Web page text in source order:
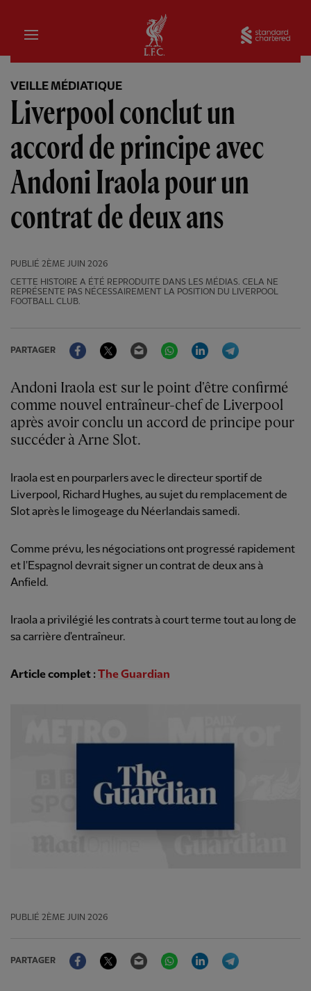
Domicile
VEILLE MÉDIATIQUE
Liverpool conclut un
accord de principe avec
Andoni Iraola pour un
contrat de deux ans
PUBLIÉ 2ÈME JUIN 2026
CETTE HISTOIRE A ÉTÉ REPRODUITE DANS LES MÉDIAS. CELA NE
REPRÉSENTE PAS NÉCESSAIREMENT LA POSITION DU LIVERPOOL
FOOTBALL CLUB.
PARTAGER
FacebookTwitter Email WhatsAppLinkedIn
Andoni Iraola est sur le point d'être confirmé
comme nouvel entraîneur-chef de Liverpool
après avoir conclu un accord de principe pour
succéder à Arne Slot.
Iraola est en pourparlers avec le directeur sportif de
Liverpool, Richard Hughes, au sujet du remplacement de
Slot après le limogeage du Néerlandais samedi.
Comme prévu, les négociations ont progressé rapidement
et l'Espagnol devrait signer un contrat de deux ans à
Anfield.
Iraola a privilégié les contrats à court terme tout au long de
sa carrière d'entraîneur.
Article complet :The Guardian
PUBLIÉ 2ÈME JUIN 2026
PARTAGER
FacebookTwitter Email WhatsAppLinkedIn